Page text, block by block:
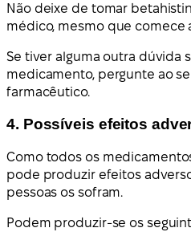
Não deixe de tomar
médico, mesmo que comece
Se tiver alguma outra dúvida
medicamento, pergunte ao
farmacêutico.
4. Possíveis efeitos
Como todos os
pode produzir efeitos
pessoas os sofram.
Podem produzir-se os